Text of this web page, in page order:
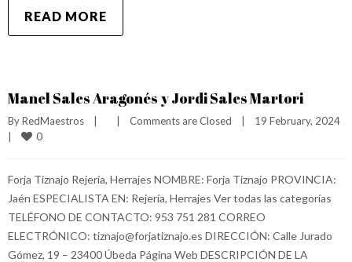
READ MORE
Manel Sales Aragonés y Jordi Sales Martori
By RedMaestros Comments are Closed
0
Forja Tiznajo Rejería, Herrajes NOMBRE: Forja Tiznajo PROVINCIA:
Jaén ESPECIALISTA EN: Rejería, Herrajes Ver todas las categorías
TELÉFONO DE CONTACTO: 953 751 281 CORREO
ELECTRÓNICO: tiznajo@forjatiznajo.es DIRECCIÓN: Calle Jurado
Gómez, 19 – 23400 Úbeda Página Web DESCRIPCIÓN DE LA